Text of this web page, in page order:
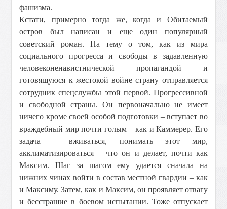
фашизма.
Кстати, примерно тогда же, когда и Обитаемый
остров был написан и еще один популярный
советский роман. На тему о том, как из мира
социального прогресса и свободы в задавленную
человеконенавистнической пропагандой и
готовящуюся к жестокой войне страну отправляется
сотрудник спецслужбы этой первой. Прогрессивной
и свободной страны. Он первоначально не имеет
ничего кроме своей особой подготовки – вступает во
враждебный мир почти голым – как и Каммерер. Его
задача – вживаться, понимать этот мир,
акклиматизироваться – что он и делает, почти как
Максим. Шаг за шагом ему удается сначала на
нижних чинах войти в состав местной гвардии – как
и Максиму. Затем, как и Максим, он проявляет отвагу
и бесстрашие в боевом испытании. Тоже отпускает